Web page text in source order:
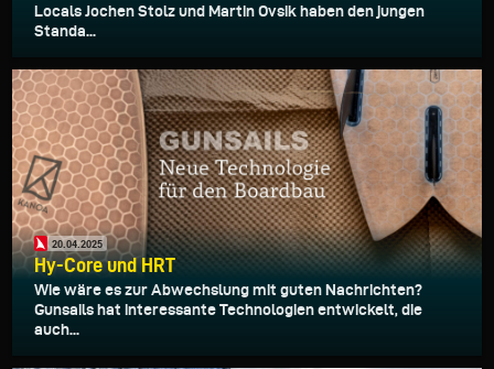
Locals Jochen Stolz und Martin Ovsik haben den jungen
Standa...
20.04.2025
Hy-Core und HRT
Wie wäre es zur Abwechslung mit guten Nachrichten?
Gunsails hat interessante Technologien entwickelt, die
auch...